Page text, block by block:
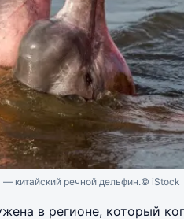
китайский речной дельфин.© iStock
в регионе, который